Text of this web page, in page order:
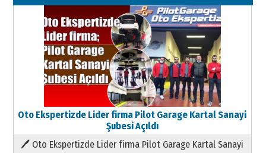
Oto Ekspertizde Lider firma Pilot Garage Kartal Sanayi
Şubesi Açıldı
🖊 Oto Ekspertizde Lider firma Pilot Garage Kartal Sanayi